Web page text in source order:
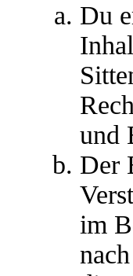
Du
und
Der
im